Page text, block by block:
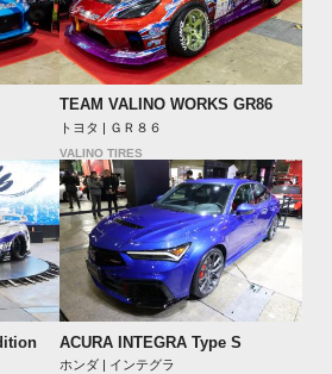
TEAM VALINO WORKS GR86
トヨタ | ＧＲ８６
VALINO TIRES
ACURA INTEGRA Type S
ホンダ | インテグラ